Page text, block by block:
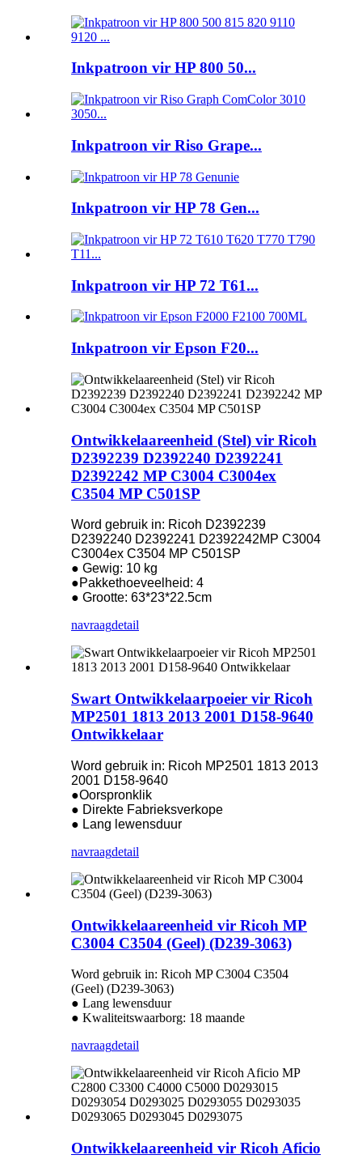
Inkpatroon vir HP 800 50...
Inkpatroon vir Riso Grape...
Inkpatroon vir HP 78 Gen...
Inkpatroon vir HP 72 T61...
Inkpatroon vir Epson F20...
Ontwikkelaareenheid (Stel) vir Ricoh
D2392239 D2392240 D2392241
D2392242 MP C3004 C3004ex
C3504 MP C501SP
Word gebruik in: Ricoh D2392239
D2392240 D2392241 D2392242MP C3004
C3004ex C3504 MP C501SP
● Gewig: 10 kg
●Pakkethoeveelheid: 4
● Grootte: 63*23*22.5cm
navraagdetail
Swart Ontwikkelaarpoeier vir Ricoh
MP2501 1813 2013 2001 D158-9640
Ontwikkelaar
Word gebruik in: Ricoh MP2501 1813 2013
2001 D158-9640
●Oorspronklik
● Direkte Fabrieksverkope
● Lang lewensduur
navraagdetail
Ontwikkelaareenheid vir Ricoh MP
C3004 C3504 (Geel) (D239-3063)
Word gebruik in: Ricoh MP C3004 C3504
(Geel) (D239-3063)
● Lang lewensduur
● Kwaliteitswaarborg: 18 maande
navraagdetail
Ontwikkelaareenheid vir Ricoh Aficio